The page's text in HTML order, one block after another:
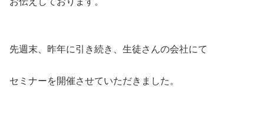
先週末、昨年に引き続き、生徒さんの会社にて
セミナーを開催させていただきました。